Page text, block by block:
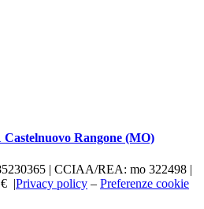
Castelnuovo Rangone (MO)
| CCIAA/REA: mo 322498 |
|Privacy policy – Preferenze cookie